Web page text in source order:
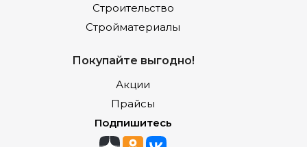
Строительство
Стройматериалы
Покупайте выгодно!
Акции
Прайсы
Подпишитесь